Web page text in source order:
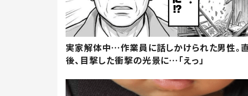
実家解体中…作業員に話しかけられた男性。
後、目撃した衝撃の光景に…「えっ」